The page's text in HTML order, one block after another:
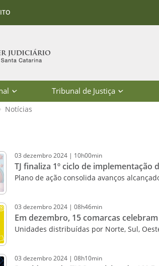
- Rybená
Tribunal de Justiça
Notícias
- Poder Judiciário de
03 dezembro2024 | 10h00min
TJ finaliza 1º ciclo de
Plano de ação consolida avanços
03 dezembro2024 | 08h46min
Em dezembro, 15 comarcas
Unidades distribuídas por Norte, Sul,
03 dezembro2024 | 08h10min